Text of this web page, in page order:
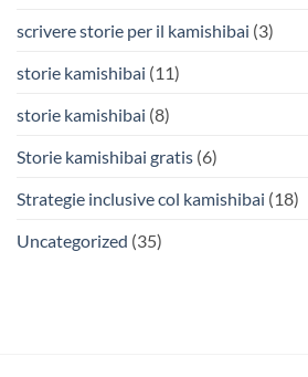
scrivere storie per il kamishibai (3)
storie kamishibai (11)
storie kamishibai (8)
Storie kamishibai gratis (6)
Strategie inclusive col kamishibai (18)
Uncategorized (35)